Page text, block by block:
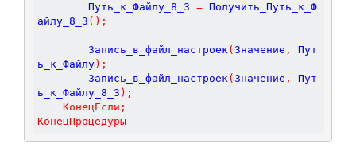
		Путь_к_Файлу_8_3
= Получить_Путь_к_Ф
айлу_8_3 ( ) ;
		Запись_в_файл_настроек
( Значение ,
Пут
ь_к_Файлу) ;
		Запись_в_файл_настроек
( Значение ,
Пут
ь_к_Файлу_8_3 ) ;
КонецЕсли ;
КонецПроцедуры